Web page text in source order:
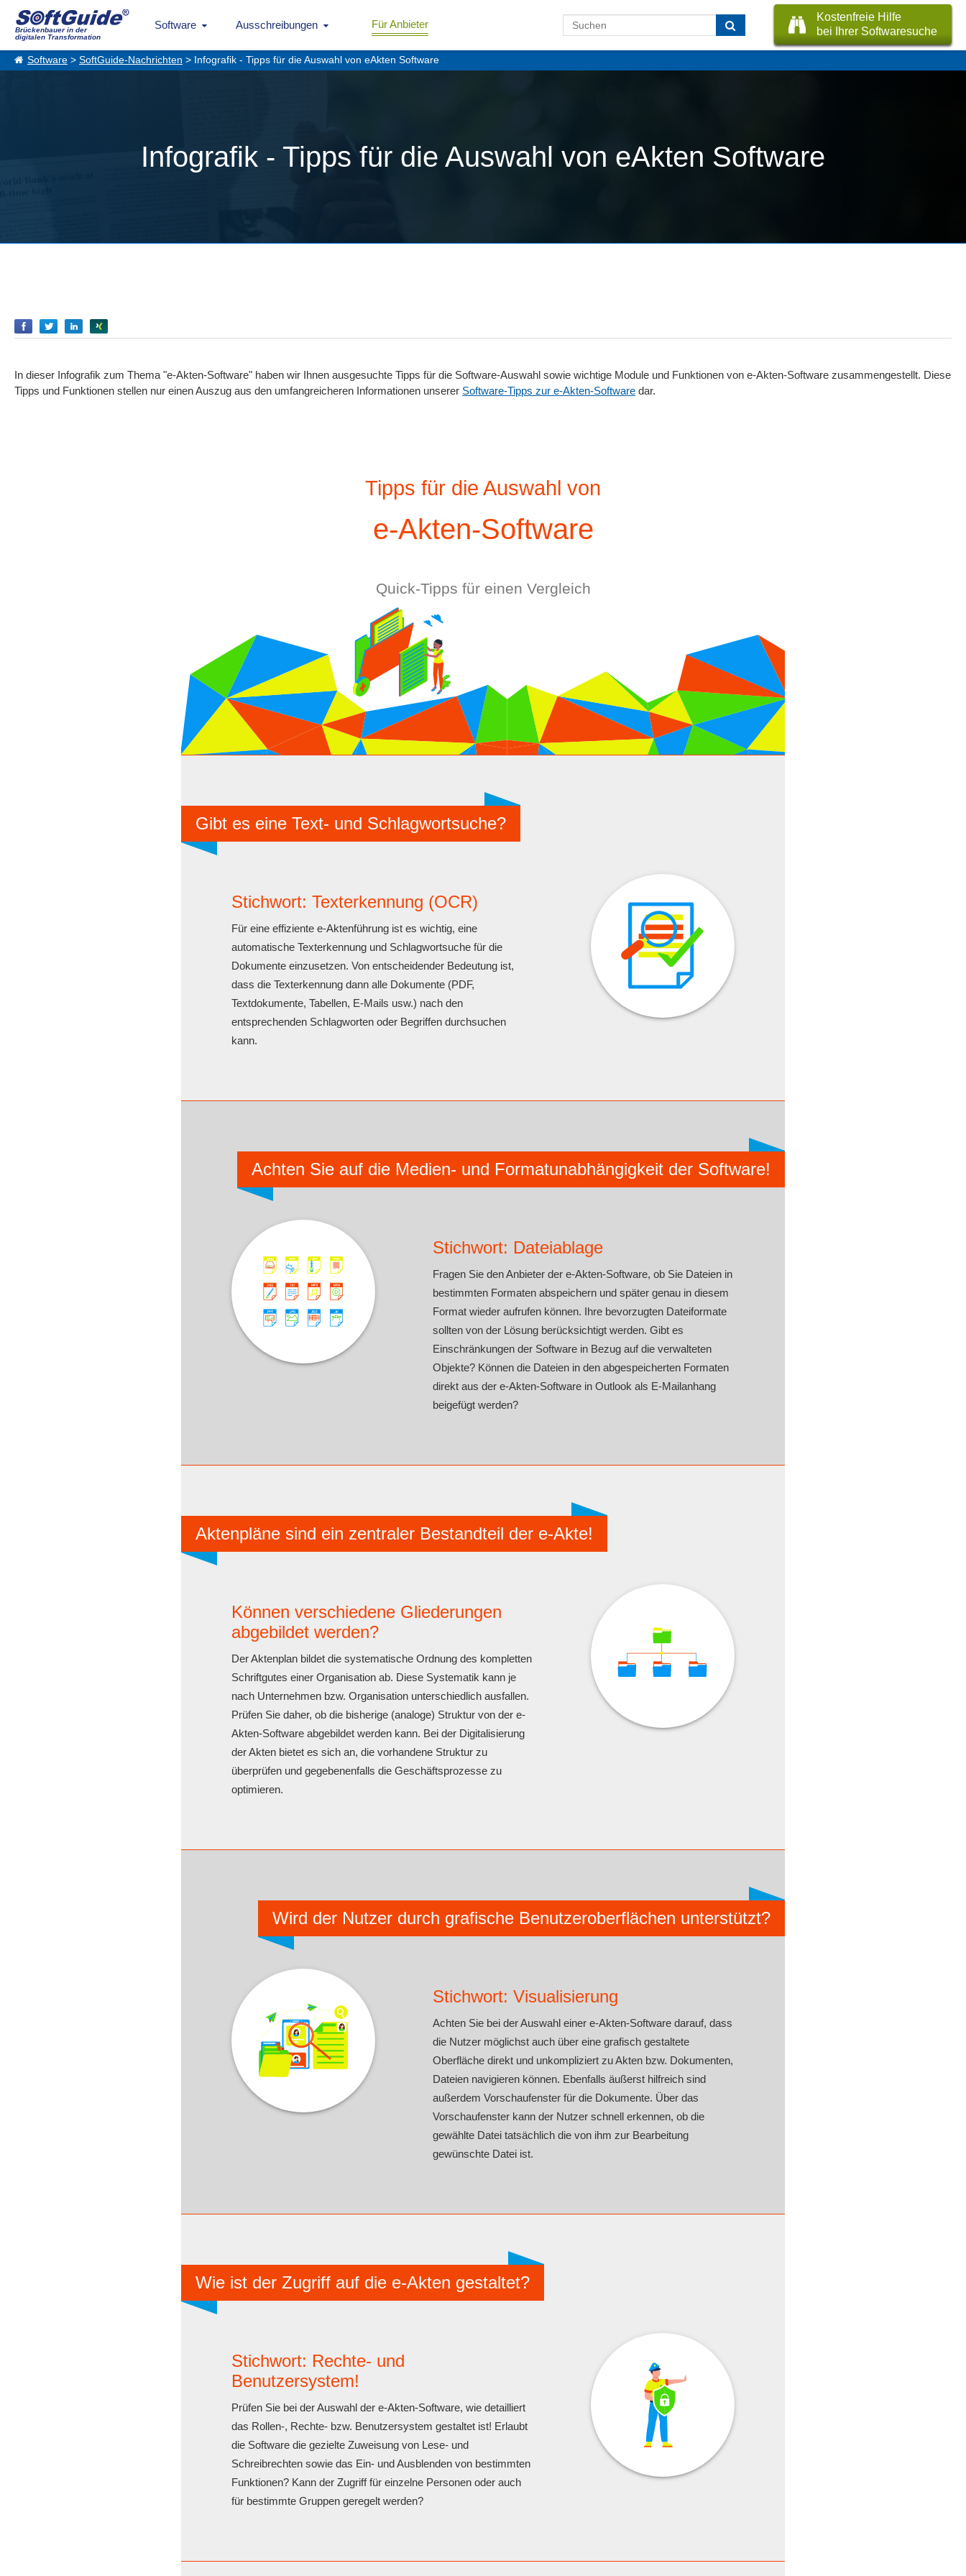
Brückenbauer in der
digitalen Transformation
Software Ausschreibungen Für Anbieter
Kostenfreie Hilfe
bei Ihrer Softwaresuche
Software > SoftGuide-Nachrichten > Infografik - Tipps für die Auswahl von eAkten Software
Infografik - Tipps für die Auswahl von eAkten Software
EmpfehlenEmpfehlenEmpfehlen
In dieser Infografik zum Thema "e-Akten-Software" haben wir Ihnen ausgesuchte Tipps für die Software-Auswahl sowie wichtige Module und Funktionen von e-Akten-Software zusammengestellt. Diese
Tipps und Funktionen stellen nur einen Auszug aus den umfangreicheren Informationen unserer Software-Tipps zur e-Akten-Software dar.
Tipps für die Auswahl von
e-Akten-Software
Quick-Tipps für einen Vergleich
Gibt es eine Text- und Schlagwortsuche?
Stichwort: Texterkennung (OCR)
Für eine effiziente e-Aktenführung ist es wichtig, eine
automatische Texterkennung und Schlagwortsuche für die
Dokumente einzusetzen. Von entscheidender Bedeutung ist,
dass die Texterkennung dann alle Dokumente (PDF,
Textdokumente, Tabellen, E-Mails usw.) nach den
entsprechenden Schlagworten oder Begriffen durchsuchen
kann.
Achten Sie auf die Medien- und Formatunabhängigkeit der Software!
Stichwort: Dateiablage
Fragen Sie den Anbieter der e-Akten-Software, ob Sie Dateien in
bestimmten Formaten abspeichern und später genau in diesem
Format wieder aufrufen können. Ihre bevorzugten Dateiformate
sollten von der Lösung berücksichtigt werden. Gibt es
Einschränkungen der Software in Bezug auf die verwalteten
Objekte? Können die Dateien in den abgespeicherten Formaten
direkt aus der e-Akten-Software in Outlook als E-Mailanhang
beigefügt werden?
Aktenpläne sind ein zentraler Bestandteil der e-Akte!
Können verschiedene Gliederungen
abgebildet werden?
Der Aktenplan bildet die systematische Ordnung des kompletten
Schriftgutes einer Organisation ab. Diese Systematik kann je
nach Unternehmen bzw. Organisation unterschiedlich ausfallen.
Prüfen Sie daher, ob die bisherige (analoge) Struktur von der e-
Akten-Software abgebildet werden kann. Bei der Digitalisierung
der Akten bietet es sich an, die vorhandene Struktur zu
überprüfen und gegebenenfalls die Geschäftsprozesse zu
optimieren.
Wird der Nutzer durch grafische Benutzeroberflächen unterstützt?
Stichwort: Visualisierung
Achten Sie bei der Auswahl einer e-Akten-Software darauf, dass
die Nutzer möglichst auch über eine grafisch gestaltete
Oberfläche direkt und unkompliziert zu Akten bzw. Dokumenten,
Dateien navigieren können. Ebenfalls äußerst hilfreich sind
außerdem Vorschaufenster für die Dokumente. Über das
Vorschaufenster kann der Nutzer schnell erkennen, ob die
gewählte Datei tatsächlich die von ihm zur Bearbeitung
gewünschte Datei ist.
Wie ist der Zugriff auf die e-Akten gestaltet?
Stichwort: Rechte- und
Benutzersystem!
Prüfen Sie bei der Auswahl der e-Akten-Software, wie detailliert
das Rollen-, Rechte- bzw. Benutzersystem gestaltet ist! Erlaubt
die Software die gezielte Zuweisung von Lese- und
Schreibrechten sowie das Ein- und Ausblenden von bestimmten
Funktionen? Kann der Zugriff für einzelne Personen oder auch
für bestimmte Gruppen geregelt werden?